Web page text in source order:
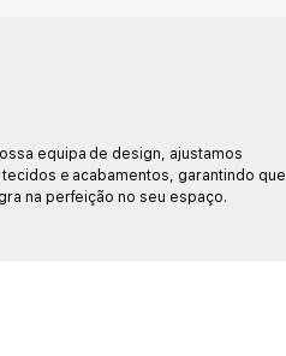
equipa de design, ajustamos
e acabamentos, garantindo que
na perfeição no seu espaço.